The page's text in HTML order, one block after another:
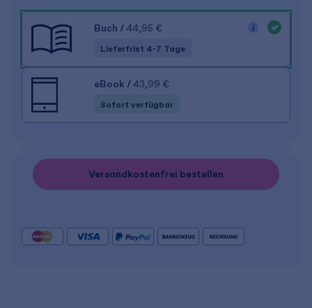
Buch / 44,95 €
Lieferfrist 4-7 Tage
eBook / 43,99 €
Sofort verfügbar
Versandkostenfrei bestellen